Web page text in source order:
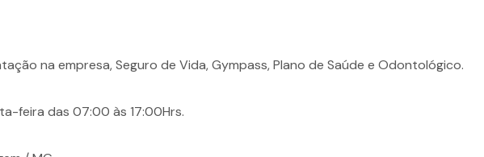
na empresa, Seguro de Vida, Gympass, Plano de Saúde e Odontológico.
feira das 07:00 às 17:00Hrs.